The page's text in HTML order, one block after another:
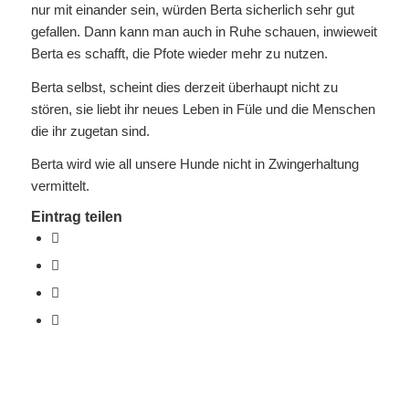
nur mit einander sein, würden Berta sicherlich sehr gut
gefallen. Dann kann man auch in Ruhe schauen, inwieweit
Berta es schafft, die Pfote wieder mehr zu nutzen.
Berta selbst, scheint dies derzeit überhaupt nicht zu
stören, sie liebt ihr neues Leben in Füle und die Menschen
die ihr zugetan sind.
Berta wird wie all unsere Hunde nicht in Zwingerhaltung
vermittelt.
Eintrag teilen